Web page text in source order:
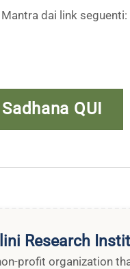
dai link seguenti:
QUI
Research
profit organization